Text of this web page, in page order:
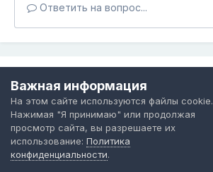
Ответить на вопрос...
Поделиться
Перейти к списку вопросов
Важная информация
На этом сайте используются файлы cookie.
Нажимая "Я принимаю" или продолжая
просмотр сайта, вы разрешаете их
использование: Политика
конфиденциальности.